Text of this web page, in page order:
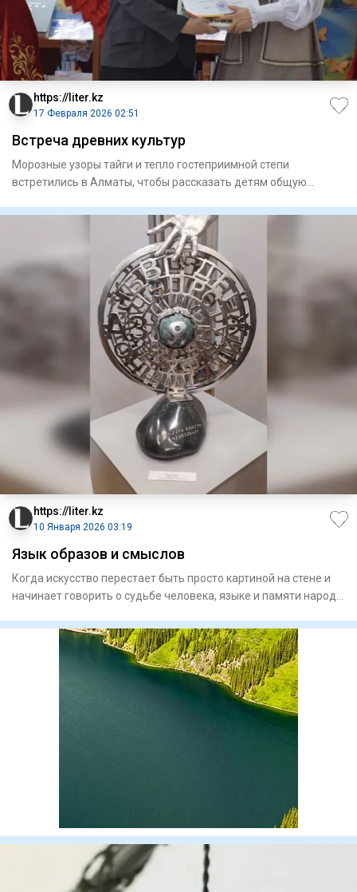
https://liter.kz
17 Февраля 2026 02:51
Встреча древних культур
Морозные узоры тайги и тепло гостеприимной степи
встретились в Алматы, чтобы рассказать детям общую
https://liter.kz
10 Января 2026 03:19
Язык образов и смыслов
Когда искусство перестает быть просто картиной на стене и
начинает говорить о судьбе человека, языке и памяти народа